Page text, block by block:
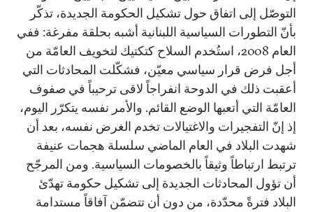
التوصّل إلى اتفاق حول تشكيل الحكومة الجديدة، تذكّر
بأنّ التطورات السياسية اللبنانية أشبه بحلقة مفرغة: ففي
العام 2008، استُخدم السلاح كتكتيك لتخويف العامّة من
أجل فرض قرار سياسي معيّن، فشكّلت المحادثات التي
أعقبت ذلك في الدوحة انفراجاً لاقى ترحيباً في صفوف
العامّة التي أتعبها الوضع القائم. والأمر نفسه يتكرّر اليوم،
إذ إنّ التفجيرات والاغتيالات تخدم الغرض نفسه، بعد أن
شهدت البلاد في العام الماضي سلسلة هجمات عنيفة
ترتبط ارتباطاً وثيقاً بالخصومات السياسية. ومن المرجّح
أن تؤول المحادثات الجديدة إلى تشكيل حكومة تهدّئ
البلاد فترةً محدّدة، من دون أن تتضمّن آفاقاً مستدامة